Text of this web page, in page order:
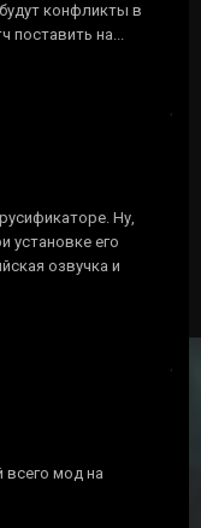
конфликты в
поставить на...
Ну,
установке его
озвучка и
всего мод на